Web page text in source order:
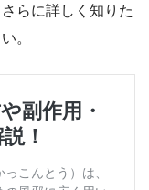
らに詳しく知りた
。